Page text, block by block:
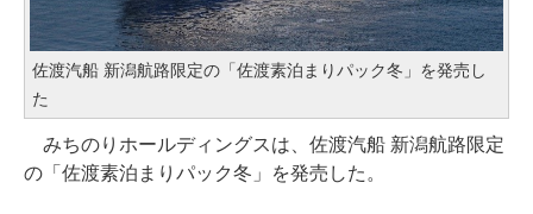
佐渡汽船 新潟航路限定の「佐渡素泊まりパック冬」を発売し
た
みちのりホールディングスは、佐渡汽船 新潟航路限定
の「佐渡素泊まりパック冬」を発売した。